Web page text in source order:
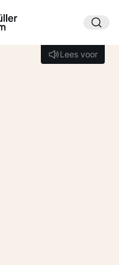
Lees voor
Lees voor